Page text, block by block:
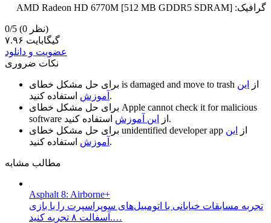
گرافیک: AMD Radeon HD 6770M [512 MB GDDR5 SDRAM]
0/5
(0 نظر)
۷.۹۶ گیگابایت
عضویت و دانلود
نکات ضروری
is damaged and move to trash از
این
آموزش استفاده کنید.
Apple cannot check it for malicious
software
از این آموزش
استفاده کنید.
unidentified developer app از
این
آموزش استفاده کنید.
مطالب مشابه
Asphalt 8: Airborne+
تجربه مسابقات خیابانی با اتومبیل‌های سوپراسپرت را با بازی
آسفالت ۸ تجربه کنید.…